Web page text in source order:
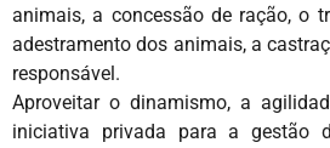
animais, a concessão de ração, o
adestramento dos animais, a
responsável.
Aproveitar o dinamismo, a
iniciativa privada para a gestão